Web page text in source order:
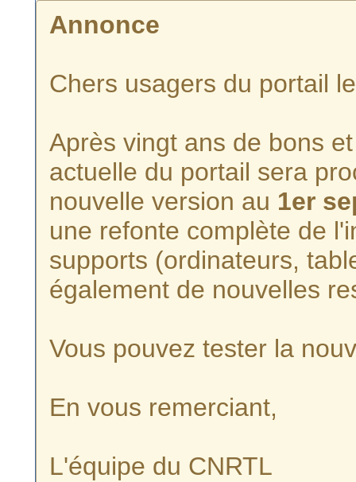
Annonce
Chers usagers du portail
Après vingt ans de bons
actuelle du portail sera
nouvelle version au 1er
une refonte complète de
supports (ordinateurs,
également de nouvelles
Vous pouvez tester la
En vous remerciant,
L'équipe du CNRTL